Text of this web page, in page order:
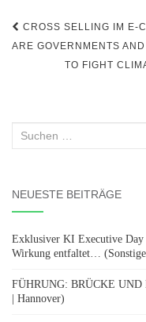
CROSS SELLING IM E-
ARE GOVERNMENTS
TO FIGHT
Suchen
NEUESTE BEITRÄGE
Exklusiver KI Executive
Wirkung entfaltet…
FÜHRUNG: BRÜCKE
| Hannover)